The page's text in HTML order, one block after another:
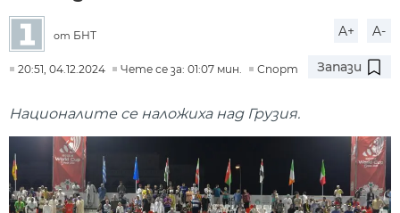
от БНТ A+ A-
20:51, 04.12.2024 Чете се за: 01:07 мин. Спорт Запази
Националите се наложиха над Грузия.